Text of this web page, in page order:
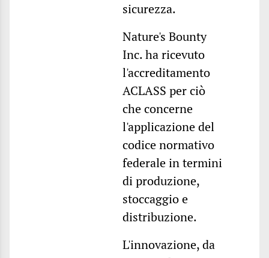
sicurezza.
Nature's Bounty
Inc. ha ricevuto
l'accreditamento
ACLASS per ciò
che concerne
l'applicazione del
codice normativo
federale in termini
di produzione,
stoccaggio e
distribuzione.
L'innovazione, da